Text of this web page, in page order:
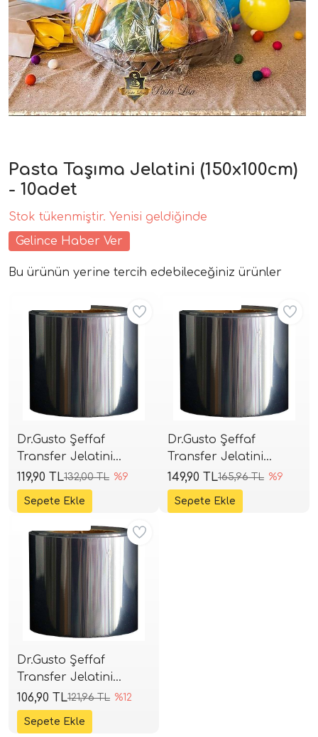
Pasta Taşıma Jelatini (150x100cm)
- 10adet
Stok tükenmiştir. Yenisi geldiğinde
Gelince Haber Ver
Bu ürünün yerine tercih edebileceğiniz ürünler
Dr.Gusto Şeffaf
Transfer Jelatini
8x25cm 132,00 TL %9
119,90 TL
Dr.Gusto Şeffaf
Transfer Jelatini
11x25cm 165,96 TL %9
149,90 TL
Dr.Gusto Şeffaf
Transfer Jelatini
7x25cm
121,96 TL %12
106,90 TL